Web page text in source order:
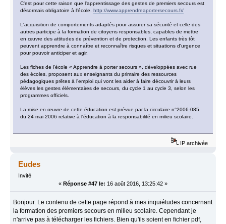
C'est pour cette raison que l'apprentissage des gestes de premiers secours est
désormais obligatoire à l'école.http://www.apprendreaportersecours.fr/
L'acquisition de comportements adaptés pour assurer sa sécurité et celle des
autres participe à la formation de citoyens responsables, capables de mettre
en œuvre des attitudes de prévention et de protection. Les enfants très tôt
peuvent apprendre à connaître et reconnaître risques et situations d'urgence
pour pouvoir anticiper et agir.
Les fiches de l'école « Apprendre à porter secours », développées avec rue
des écoles, proposent aux enseignants du primaire des ressources
pédagogiques prêtes à l'emploi qui vont les aider à faire découvrir à leurs
élèves les gestes élémentaires de secours, du cycle 1 au cycle 3, selon les
programmes officiels.
La mise en œuvre de cette éducation est prévue par la circulaire n°2006-085
du 24 mai 2006 relative à l'éducation à la responsabilité en milieu scolaire.
IP archivée
Eudes
Invité
« Réponse #47 le: 16 août 2016, 13:25:42 »
Bonjour. Le contenu de cette page répond à mes inquiétudes concernant
la formation des premiers secours en milieu scolaire. Cependant je
n'arrive pas à télécharger les fichiers. Bien qu'ils soient en fichier pdf,